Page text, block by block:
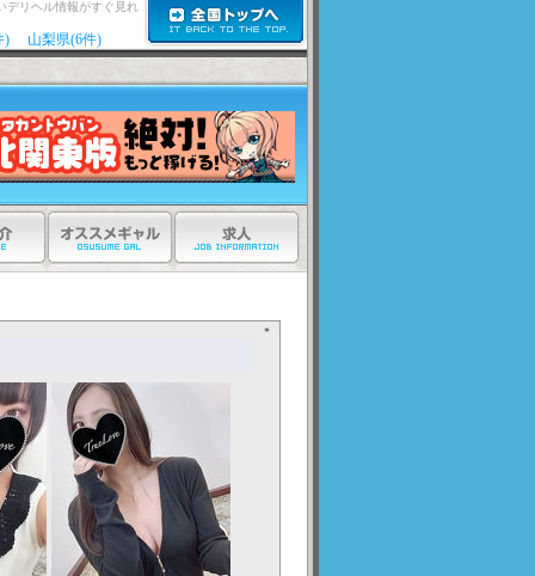
デリヘル情報がすぐ見れ
) 山梨県(6件)